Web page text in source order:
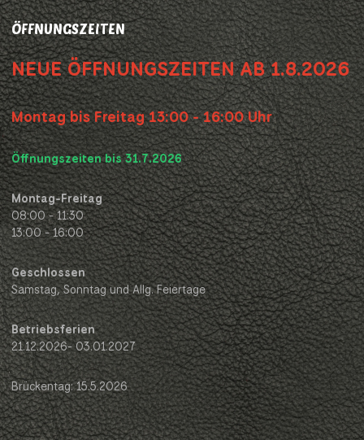
ÖFFNUNGSZEITEN
NEUE ÖFFNUNGSZEITEN AB 1.8.2026
Montag bis Freitag 13:00 - 16:00 Uhr
Öffnungszeiten bis 31.7.2026
Montag-Freitag
08:00 - 11:30
13:00 - 16:00
Geschlossen
Samstag, Sonntag und Allg. Feiertage
Betriebsferien
21.12.2026- 03.01.2027
Brückentag: 15.5.2026